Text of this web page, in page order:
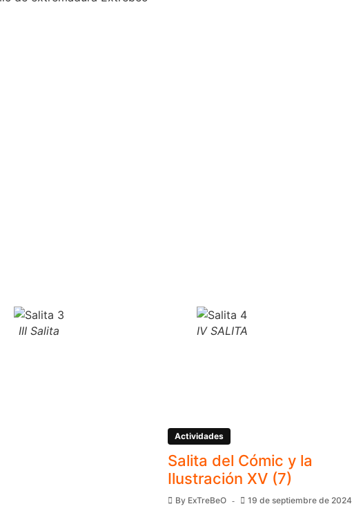
III Salita IV SALITA
Actividades
Salita del Cómic y la
Ilustración XV (7)
By ExTreBeO 19 de septiembre de 2024